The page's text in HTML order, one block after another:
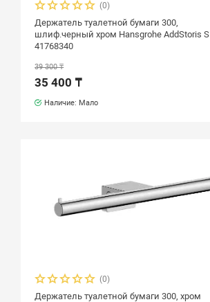
(0)
Держатель туалетной бумаги 300,
шлиф.черный хром Hansgrohe AddStoris S
41768340
39 300 ₸
35 400 ₸
Наличие: Мало
(0)
Держатель туалетной бумаги 300, хром